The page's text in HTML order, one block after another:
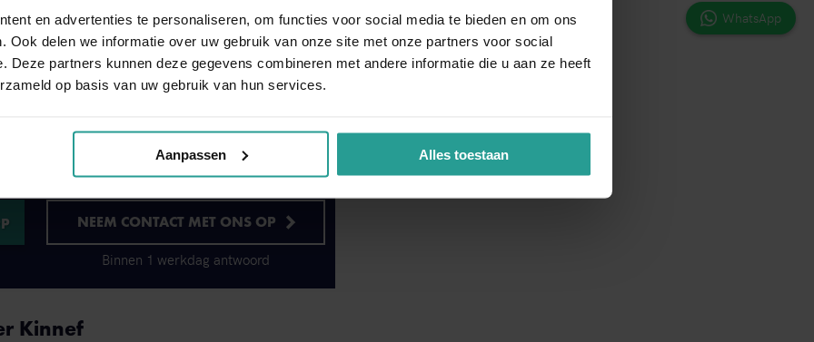
en advertenties te personaliseren, om functies voor social media te bieden en om ons
Ook delen we informatie over uw gebruik van onze site met onze partners voor social
Deze partners kunnen deze gegevens combineren met andere informatie die u aan ze heeft
op basis van uw gebruik van hun services.
Aanpassen Alles toestaan
zorgen dat een nieuwe situatie waarin u
Kinnef is dagelijks bereikbaar, maar
en we maken een afspraak met u op het
Discreet, snel en zeer efficiënt.
NEEM CONTACT MET ONS OP
Binnen 1 werkdag antwoord
Kinnef
WhatsApp